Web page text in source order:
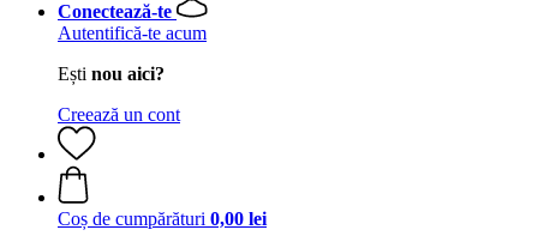
Conectează-te
Autentifică-te acum
Ești nou aici?
Creează un cont
Coș de cumpărături 0,00 lei